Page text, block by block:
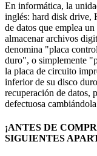
En informática, la
inglés: hard disk drive,
de datos que emplea
almacenar archivos
denomina "placa
duro", o simplemente
la placa de circuito
inferior de su disco
recuperación de datos,
defectuosa
¡ANTES DE
SIGUIENTES